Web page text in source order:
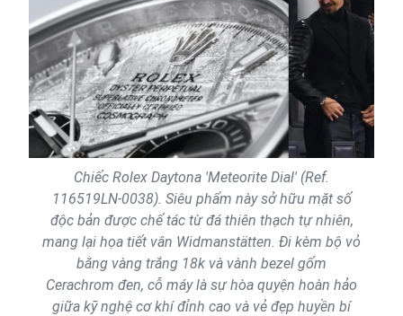
Chiếc Rolex Daytona 'Meteorite Dial' (Ref.
116519LN-0038). Siêu phẩm này sở hữu mặt số
độc bản được chế tác từ đá thiên thạch tự nhiên,
mang lại họa tiết vân Widmanstätten. Đi kèm bộ vỏ
bằng vàng trắng 18k và vành bezel gốm
Cerachrom đen, cỗ máy là sự hòa quyện hoàn hảo
giữa kỹ nghệ cơ khí đỉnh cao và vẻ đẹp huyền bí